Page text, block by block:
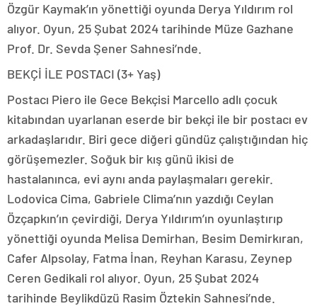
Özgür Kaymak’ın yönettiği oyunda Derya Yıldırım rol
alıyor. Oyun, 25 Şubat 2024 tarihinde Müze Gazhane
Prof. Dr. Sevda Şener Sahnesi’nde.
BEKÇİ İLE POSTACI (3+ Yaş)
Postacı Piero ile Gece Bekçisi Marcello adlı çocuk
kitabından uyarlanan eserde bir bekçi ile bir postacı ev
arkadaşlarıdır. Biri gece diğeri gündüz çalıştığından hiç
görüşemezler. Soğuk bir kış günü ikisi de
hastalanınca, evi aynı anda paylaşmaları gerekir.
Lodovica Cima, Gabriele Clima’nın yazdığı Ceylan
Özçapkın’ın çevirdiği, Derya Yıldırım’ın oyunlaştırıp
yönettiği oyunda Melisa Demirhan, Besim Demirkıran,
Cafer Alpsolay, Fatma İnan, Reyhan Karasu, Zeynep
Ceren Gedikali rol alıyor. Oyun, 25 Şubat 2024
tarihinde Beylikdüzü Rasim Öztekin Sahnesi’nde.